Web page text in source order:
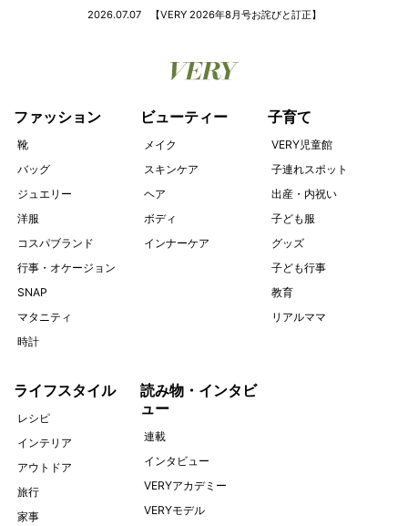
2026.07.07 【VERY 2026年8月号お詫びと訂正】
ファッション
靴
バッグ
ジュエリー
洋服
コスパブランド
行事・オケージョン
SNAP
マタニティ
時計
ビューティー
メイク
スキンケア
ヘア
ボディ
インナーケア
子育て
VERY児童館
子連れスポット
出産・内祝い
子ども服
グッズ
子ども行事
教育
リアルママ
ライフスタイル
レシピ
インテリア
アウトドア
旅行
家事
読み物・インタビ
ュー
連載
インタビュー
VERYアカデミー
VERYモデル